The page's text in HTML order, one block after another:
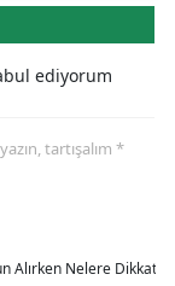
ediyorum
tartışalım *
Alırken Nelere Dikkat